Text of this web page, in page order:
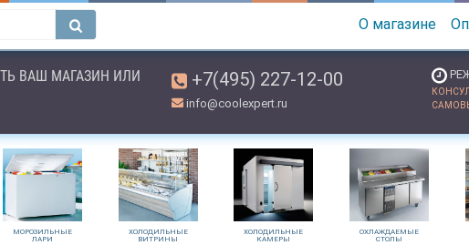
О магазине
ВАШ МАГАЗИН ИЛИ
+7(495) 227-12-00
info@coolexpert.ru
МОРОЗИЛЬНЫЕ
ЛАРИ
ХОЛОДИЛЬНЫЕ
ВИТРИНЫ
ХОЛОДИЛЬНЫЕ
КАМЕРЫ
ОХЛАЖДАЕМЫЕ
СТОЛЫ